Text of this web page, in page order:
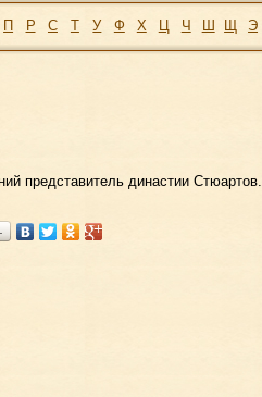
П Р С Т У Ф Х Ц Ч Ш Щ Э
представитель династии Стюартов.